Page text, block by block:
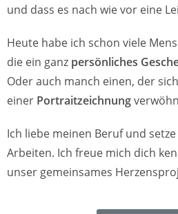
und dass es nach wie vor eine
Heute habe ich schon viele
die ein ganz persönliches
Oder auch manch einen, der
einer Portraitzeichnung
Ich liebe meinen Beruf und
Arbeiten. Ich freue mich dich
unser gemeinsames